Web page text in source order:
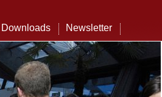
Downloads Newsletter